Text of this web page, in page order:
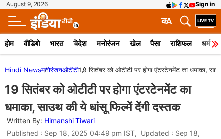
August 9, 2026 Sign in
A
क
होम वीडियो भारत विदेश मनोरंजन खेल पैसा राशिफल धर्म
Hindi Newsमनोरंजनओटीटी19 सितंबर को ओटीटी पर होगा एंटरटेनमेंट का धमाका,
19 सितंबर को ओटीटी पर होगा एंटरटेनमेंट का
धमाका, साउथ की ये धांसू फिल्में देंगी दस्तक
Written By: Himanshi Tiwari
Published : Sep 18, 2025 04:49 pm IST, Updated : Sep 18,